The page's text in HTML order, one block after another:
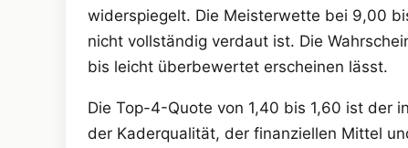
widerspiegelt. Die Meisterwette bei 9,00
nicht vollständig verdaut ist. Die
bis leicht überbewertet erscheinen lässt.
Die Top-4-Quote von 1,40 bis 1,60 ist der
der Kaderqualität, der finanziellen Mittel